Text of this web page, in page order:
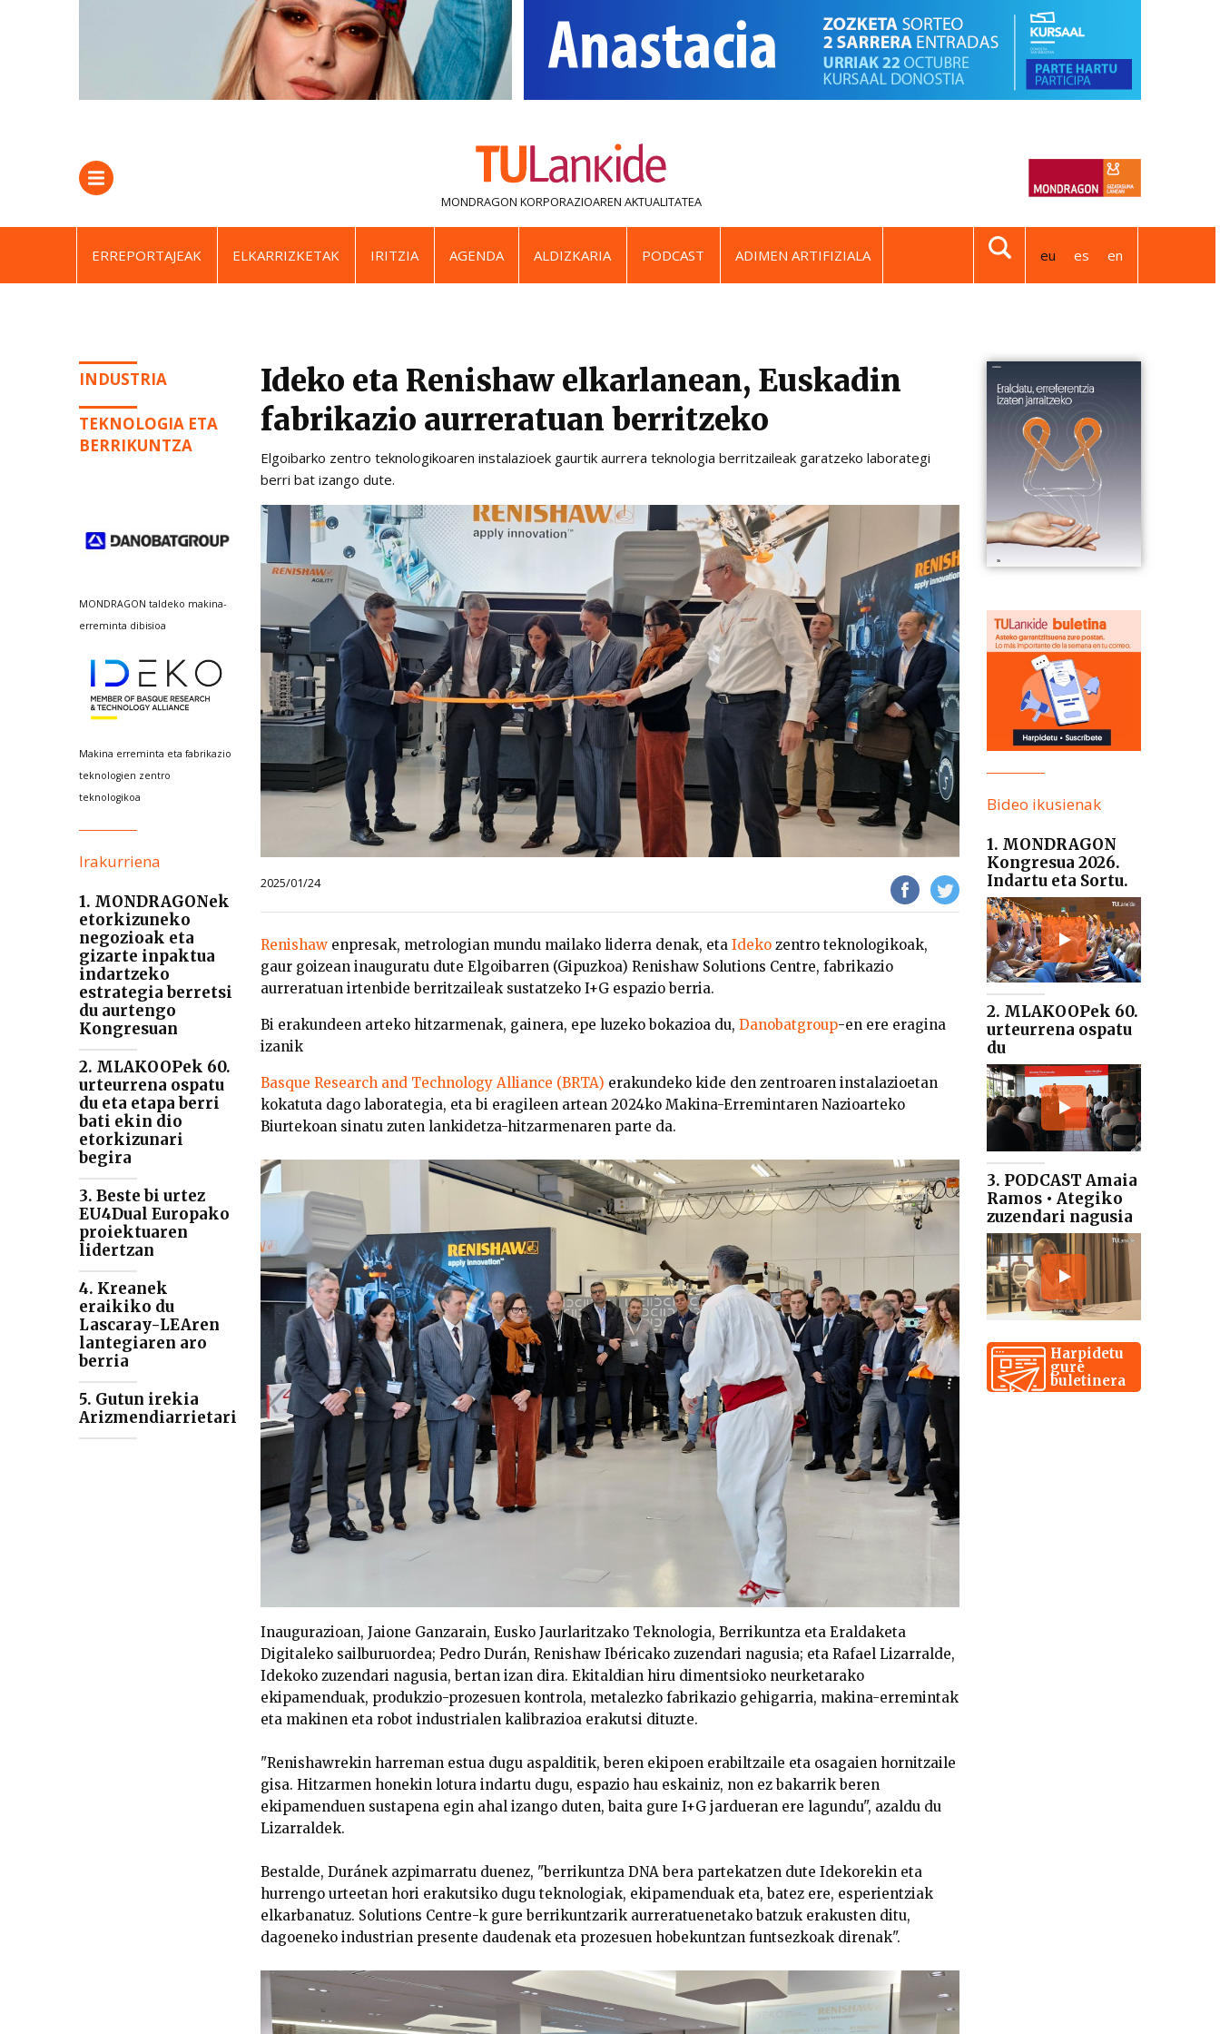
MONDRAGON KORPORAZIOAREN AKTUALITATEA
ERREPORTAJEAK ELKARRIZKETAK IRITZIA AGENDA ALDIZKARIA PODCAST ADIMEN ARTIFIZIALA eu es en
INDUSTRIA
TEKNOLOGIA ETA
BERRIKUNTZA
MONDRAGON taldeko makina-
erreminta dibisioa
Makina erreminta eta fabrikazio
teknologien zentro
teknologikoa
Irakurriena
1. MONDRAGONek
etorkizuneko
negozioak eta
gizarte inpaktua
indartzeko
estrategia berretsi
du aurtengo
Kongresuan
2. MLAKOOPek 60.
urteurrena ospatu
du eta etapa berri
bati ekin dio
etorkizunari
begira
3. Beste bi urtez
EU4Dual Europako
proiektuaren
lidertzan
4. Kreanek
eraikiko du
Lascaray-LEAren
lantegiaren aro
berria
5. Gutun irekia
Arizmendiarrietari
Ideko eta Renishaw elkarlanean, Euskadin
fabrikazio aurreratuan berritzeko
Elgoibarko zentro teknologikoaren instalazioek gaurtik aurrera teknologia berritzaileak garatzeko laborategi
berri bat izango dute.
2025/01/24
Renishaw enpresak, metrologian mundu mailako liderra denak, eta Ideko zentro teknologikoak,
gaur goizean inauguratu dute Elgoibarren (Gipuzkoa) Renishaw Solutions Centre, fabrikazio
aurreratuan irtenbide berritzaileak sustatzeko I+G espazio berria.
Bi erakundeen arteko hitzarmenak, gainera, epe luzeko bokazioa du, Danobatgroup-en ere eragina
izanik
Basque Research and Technology Alliance (BRTA) erakundeko kide den zentroaren instalazioetan
kokatuta dago laborategia, eta bi eragileen artean 2024ko Makina-Erremintaren Nazioarteko
Biurtekoan sinatu zuten lankidetza-hitzarmenaren parte da.
Inaugurazioan, Jaione Ganzarain, Eusko Jaurlaritzako Teknologia, Berrikuntza eta Eraldaketa
Digitaleko sailburuordea; Pedro Durán, Renishaw Ibéricako zuzendari nagusia; eta Rafael Lizarralde,
Idekoko zuzendari nagusia, bertan izan dira. Ekitaldian hiru dimentsioko neurketarako
ekipamenduak, produkzio-prozesuen kontrola, metalezko fabrikazio gehigarria, makina-erremintak
eta makinen eta robot industrialen kalibrazioa erakutsi dituzte.
"Renishawrekin harreman estua dugu aspalditik, beren ekipoen erabiltzaile eta osagaien hornitzaile
gisa. Hitzarmen honekin lotura indartu dugu, espazio hau eskainiz, non ez bakarrik beren
ekipamenduen sustapena egin ahal izango duten, baita gure I+G jardueran ere lagundu", azaldu du
Lizarraldek.
Bestalde, Duránek azpimarratu duenez, "berrikuntza DNA bera partekatzen dute Idekorekin eta
hurrengo urteetan hori erakutsiko dugu teknologiak, ekipamenduak eta, batez ere, esperientziak
elkarbanatuz. Solutions Centre-k gure berrikuntzarik aurreratuenetako batzuk erakusten ditu,
dagoeneko industrian presente daudenak eta prozesuen hobekuntzan funtsezkoak direnak".
Bideo ikusienak
1. MONDRAGON
Kongresua 2026.
Indartu eta Sortu.
2. MLAKOOPek 60.
urteurrena ospatu
du
3. PODCAST Amaia
Ramos • Ategiko
zuzendari nagusia
Harpidetu
gure
buletinera